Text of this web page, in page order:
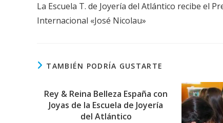
artículos
La Escuela T. de Joyería del Atlántico recibe el
Internacional «José Nicolau»
TAMBIÉN PODRÍA GUSTARTE
Rey & Reina Belleza España con
Joyas de la Escuela de Joyería
del Atlántico